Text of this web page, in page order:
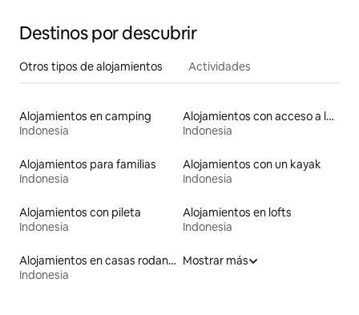
Destinos por descubrir
Otros tipos de alojamientos Actividades
Alojamientos en camping
Indonesia
Alojamientos con acceso a las pistas de esquí
Indonesia
Alojamientos para familias
Indonesia
Alojamientos con un kayak
Indonesia
Alojamientos con pileta
Indonesia
Alojamientos en lofts
Indonesia
Alojamientos en casas rodantes
Indonesia
Mostrar más